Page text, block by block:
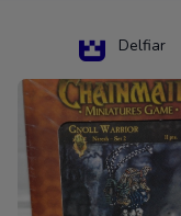
Delfiar